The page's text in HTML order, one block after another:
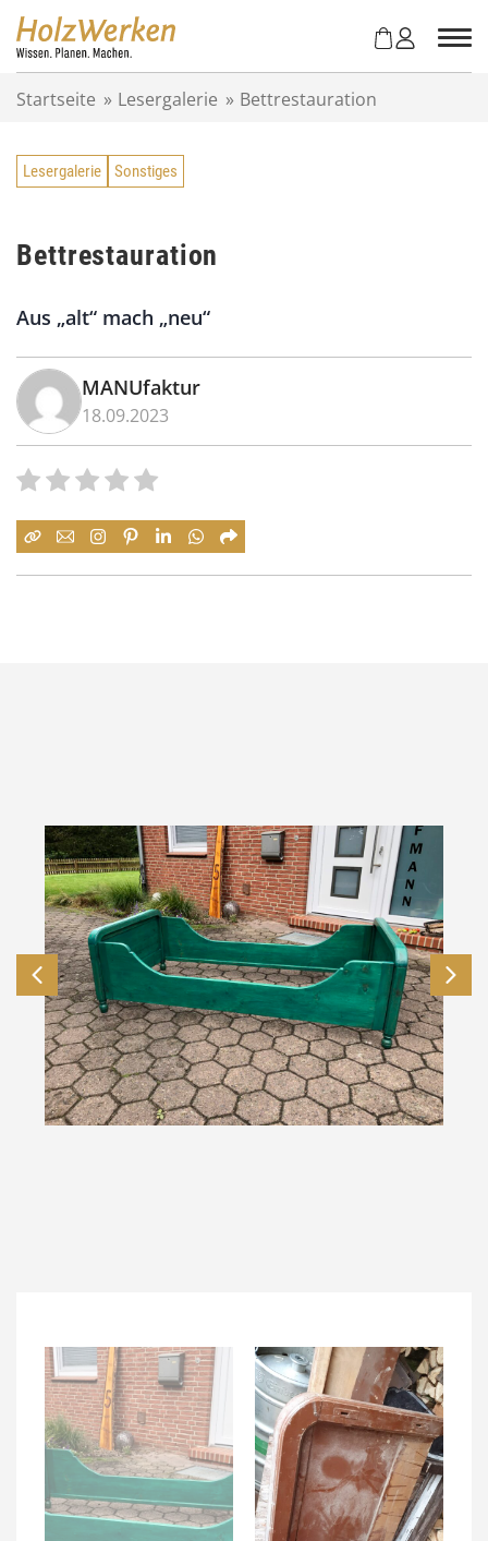
Startseite » Lesergalerie » Bettrestauration
Lesergalerie Sonstiges
Bettrestauration
Aus „alt“ mach „neu“
MANUfaktur
18.09.2023